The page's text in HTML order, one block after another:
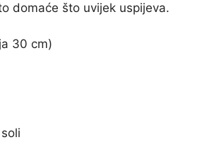
domaće što uvijek uspijeva.
30 cm)